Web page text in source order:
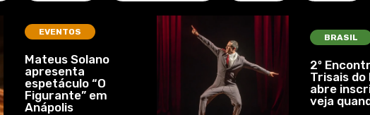
EVENTOS
Mateus Solano
apresenta
espetáculo “O
Figurante” em
Anápolis
BRASIL
2º
Trisais do
abre
veja